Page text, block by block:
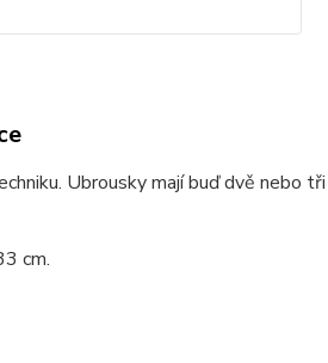
Ubrousky mají buď dvě nebo
cm.